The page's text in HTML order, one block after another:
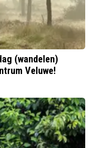
(wandelen)
Veluwe!